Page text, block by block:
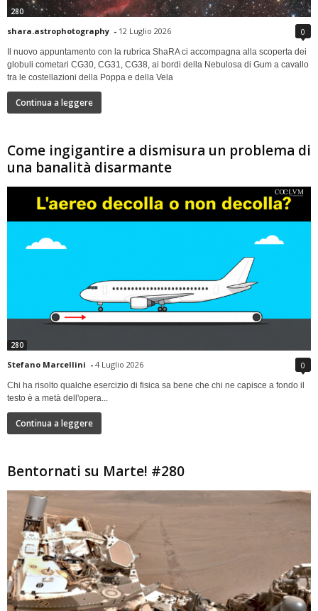
280
shara.astrophotography - 12 Luglio 2026 0
Il nuovo appuntamento con la rubrica ShaRA ci accompagna alla scoperta dei
globuli cometari CG30, CG31, CG38, ai bordi della Nebulosa di Gum a cavallo
tra le costellazioni della Poppa e della Vela
Continua a leggere
Come ingigantire a dismisura un problema di
una banalità disarmante
280
Stefano Marcellini - 4 Luglio 2026 0
Chi ha risolto qualche esercizio di fisica sa bene che chi ne capisce a fondo il
testo è a metà dell'opera...
Continua a leggere
Bentornati su Marte! #280